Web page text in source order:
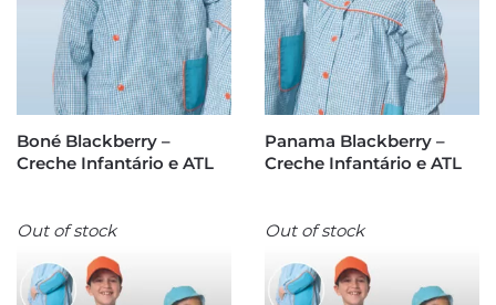
Boné Blackberry –
Creche Infantário e ATL
Panama Blackberry –
Creche Infantário e ATL
Out of stock Out of stock